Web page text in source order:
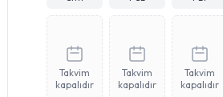
Takvim
kapalıdır
Takvim
kapalıdır
Takvim
kapalıdır